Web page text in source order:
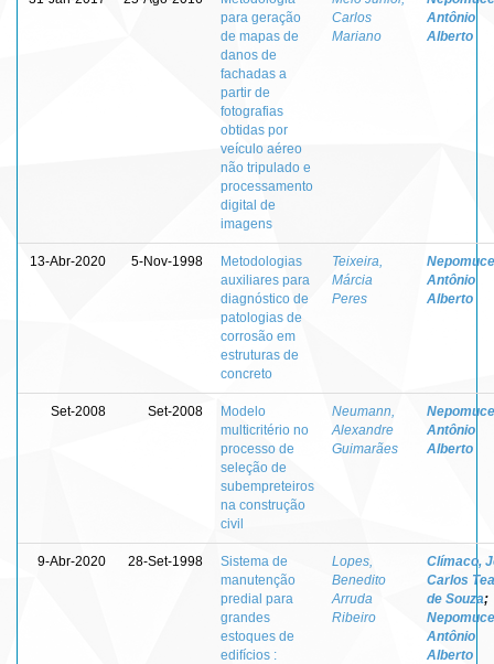
para geração
de mapas de
danos de
fachadas a
partir de
fotografias
obtidas por
veículo aéreo
não tripulado e
processamento
digital de
imagens
Carlos
Mariano
Antônio
Alberto
13-Abr-2020 5-Nov-1998
Metodologias
auxiliares para
diagnóstico de
patologias de
corrosão em
estruturas de
concreto
Teixeira,
Márcia
Peres
Antônio
Alberto
Set-2008 Set-2008
Modelo
multicritério no
processo de
seleção de
subempreteiros
na construção
civil
Neumann,
Alexandre
Guimarães
Antônio
Alberto
9-Abr-2020 28-Set-1998
Sistema de
manutenção
predial para
grandes
estoques de
edifícios :
Lopes,
Benedito
Arruda
Ribeiro
Clímaco,
Carlos
de Souza;
Antônio
Alberto